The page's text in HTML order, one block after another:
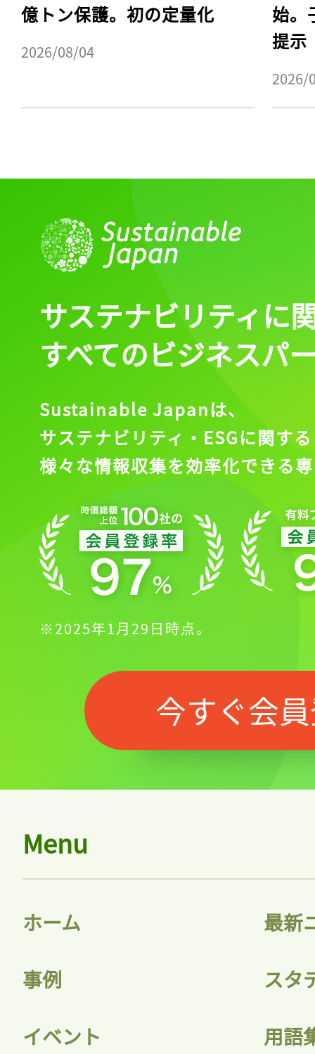
億トン保護。初の定量化
2026/08/04
始。
提示
2026/
記事をお気に入りに
ログインが必
会員登録
サステナビリティに
すべてのビジネスパ
Sustainable Japanは、
サステナビリティ・ESGに関する
様々な情報収集を効率化できる
※2025年1月29日時点。
今すぐ会
Menu
ホーム 最新
事例 スタ
イベント 用語